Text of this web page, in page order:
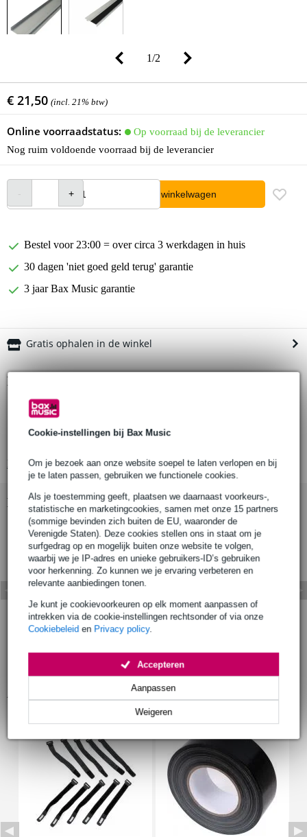
Cookie-instellingen bij Bax Music
Om je bezoek aan onze website soepel te laten verlopen en bij
je te laten passen, gebruiken we functionele cookies.
Als je toestemming geeft, plaatsen we daarnaast voorkeurs-,
statistische en marketingcookies, samen met onze 15 partners
(sommige bevinden zich buiten de EU, waaronder de
Verenigde Staten). Deze cookies stellen ons in staat om je
surfgedrag op en mogelijk buiten onze website te volgen,
waarbij we je IP-adres en unieke gebruikers-ID’s gebruiken
voor herkenning. Zo kunnen we je ervaring verbeteren en
relevante aanbiedingen tonen.
Je kunt je cookievoorkeuren op elk moment aanpassen of
intrekken via de cookie-instellingen rechtsonder of via onze
Cookiebeleid en Privacy policy.
Weigeren
Aanpassen
Accepteren
1/2
€ 21,50 (incl. 21% btw)
Online voorraadstatus:
Op voorraad bij de leverancier
Nog ruim voldoende voorraad bij de leverancier
In winkelwagen
Bestel voor 23:00 = over circa 3 werkdagen in huis
30 dagen 'niet goed geld terug' garantie
3 jaar Bax Music garantie
Gratis ophalen in de winkel
Productinformatie
Lengte: 975 mm
Bekijk alle productspecificaties
Bekijk ook eens (1)